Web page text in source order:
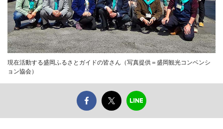
現在活動する盛岡ふるさとガイドの皆さん（写真提供＝盛岡観光コンベンシ
ョン協会）